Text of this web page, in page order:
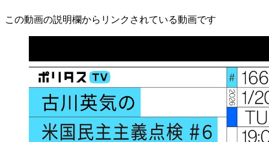
この動画の説明欄からリンクされている動画です